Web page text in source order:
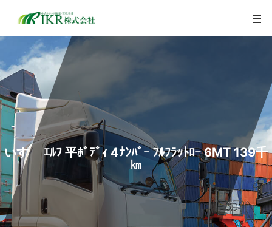
いすゞ ｴﾙﾌ 平ﾎﾞﾃﾞｨ 4ﾅﾝﾊﾞｰ ﾌﾙﾌﾗｯﾄﾛｰ 6MT 139千
㎞